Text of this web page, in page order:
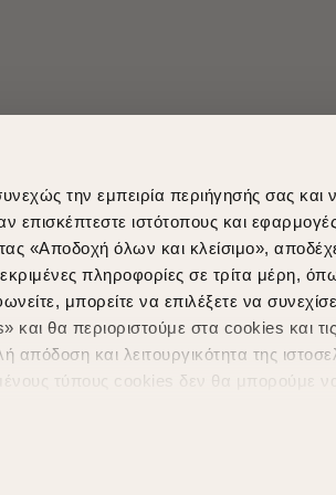
την εμπειρία περιήγησής σας και
επισκέπτεστε ιστότοπους και
«Αποδοχή όλων και κλείσιμο»,
πληροφορίες σε τρίτα μέρη,
μπορείτε να επιλέξετε να
θα περιοριστούμε στα cookies και τις
και λειτουργικότητα της
τύπους cookies δεν θα μπορούμε
τις επιλογές σας ή να ανακαλέσετε τη
in secure with Shipping